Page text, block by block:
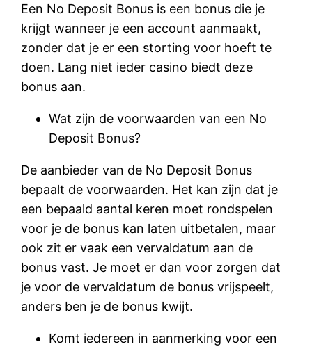
Een No Deposit Bonus is een bonus die je
krijgt wanneer je een account aanmaakt,
zonder dat je er een storting voor hoeft te
doen. Lang niet ieder casino biedt deze
bonus aan.
Wat zijn de voorwaarden van een No
Deposit Bonus?
De aanbieder van de No Deposit Bonus
bepaalt de voorwaarden. Het kan zijn dat je
een bepaald aantal keren moet rondspelen
voor je de bonus kan laten uitbetalen, maar
ook zit er vaak een vervaldatum aan de
bonus vast. Je moet er dan voor zorgen dat
je voor de vervaldatum de bonus vrijspeelt,
anders ben je de bonus kwijt.
Komt iedereen in aanmerking voor een